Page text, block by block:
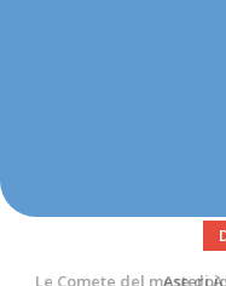
Asteroidi